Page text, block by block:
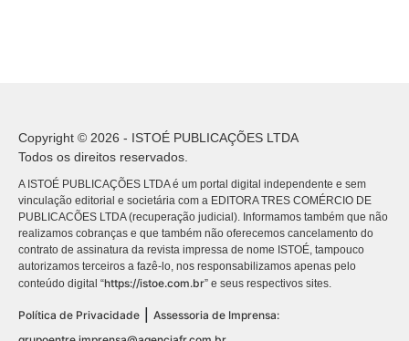
Copyright © 2026 - ISTOÉ PUBLICAÇÕES LTDA
Todos os direitos reservados.
A ISTOÉ PUBLICAÇÕES LTDA é um portal digital independente e sem
vinculação editorial e societária com a EDITORA TRES COMÉRCIO DE
PUBLICACÕES LTDA (recuperação judicial). Informamos também que não
realizamos cobranças e que também não oferecemos cancelamento do
contrato de assinatura da revista impressa de nome ISTOÉ, tampouco
autorizamos terceiros a fazê-lo, nos responsabilizamos apenas pelo
conteúdo digital “https://istoe.com.br” e seus respectivos sites.
Política de Privacidade
Assessoria de Imprensa: